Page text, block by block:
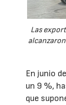
Las
En junio
un 9 %,
que